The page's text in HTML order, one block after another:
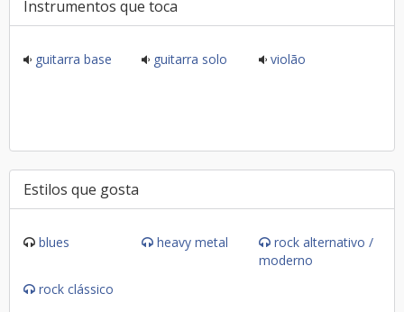
Instrumentos que toca
guitarra base guitarra solo violão
Estilos que gosta
blues heavy metal
rock alternativo /
moderno
rock clássico